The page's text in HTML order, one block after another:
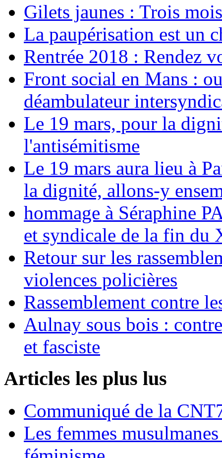
Gilets jaunes : Trois
La paupérisation est un
Rentrée 2018 : Rendez
Front social en Mans :
déambulateur
Le 19 mars, pour la
l'antisémitisme
Le 19 mars aura lieu à
la dignité, allons-y
hommage à Séraphine
et syndicale de la fin du
Retour sur les
violences policières
Rassemblement contre
Aulnay sous bois :
et fasciste
Articles les plus lus
Communiqué de la
Les femmes